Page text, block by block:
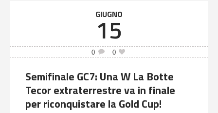
GIUGNO
15
0 0
Semifinale GC7: Una W La Botte
Tecor extraterrestre va in finale
per riconquistare la Gold Cup!